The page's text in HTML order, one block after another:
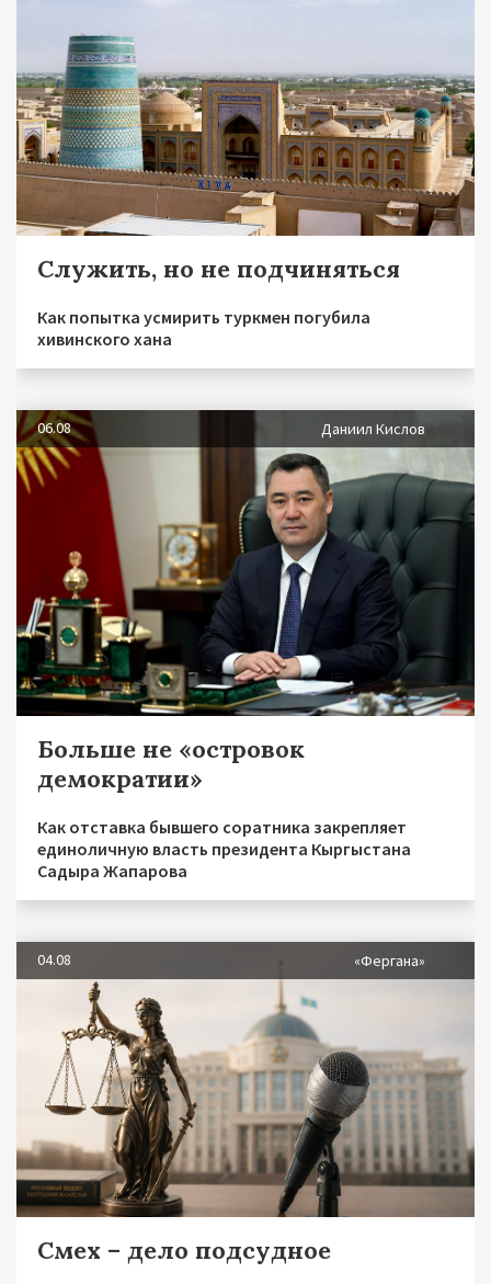
Служить, но не подчиняться
Как попытка усмирить туркмен погубила
хивинского хана
06.08 Даниил Кислов
Больше не «островок
демократии»
Как отставка бывшего соратника закрепляет
единоличную власть президента Кыргыстана
Садыра Жапарова
04.08 «Фергана»
Смех – дело подсудное